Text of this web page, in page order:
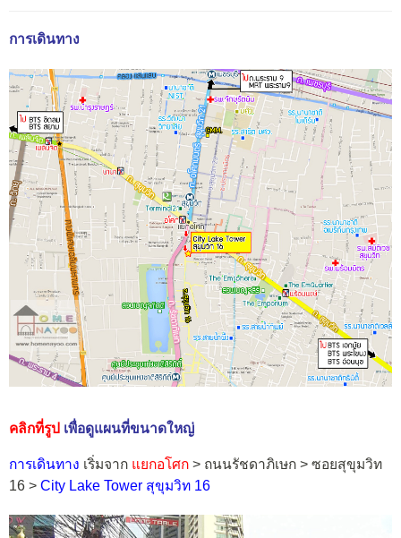
การเดินทาง
คลิกที่รูป เพื่อดูแผนที่ขนาดใหญ่
การเดินทาง เริ่มจาก แยกอโศก > ถนนรัชดาภิเษก > ซอยสุขุมวิท
16 > City Lake Tower สุขุมวิท 16